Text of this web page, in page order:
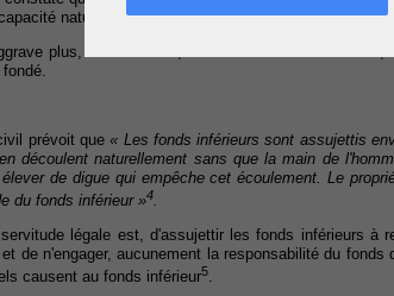
naturelle d'absorption.
plus, actuellement, la servitude. En conclusion,
prévoit que« Les fonds inférieurs sont assujettis
découlent naturellement sans que la main de
de digue qui empêche cet écoulement. Le
du fonds inférieur »4.
légale est, d'assujettir les fonds inférieurs à
de n'engager, aucunement la responsabilité du fonds
causent au fonds inférieur5.